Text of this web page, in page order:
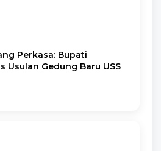
Perkasa: Bupati
Usulan Gedung Baru USS